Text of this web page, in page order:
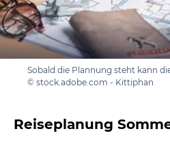
Sobald die Plannung steht kann
© stock.adobe.com - Kittiphan
Reiseplanung